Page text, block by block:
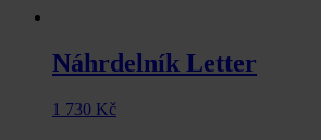
Náhrdelník Letter
1 730 Kč